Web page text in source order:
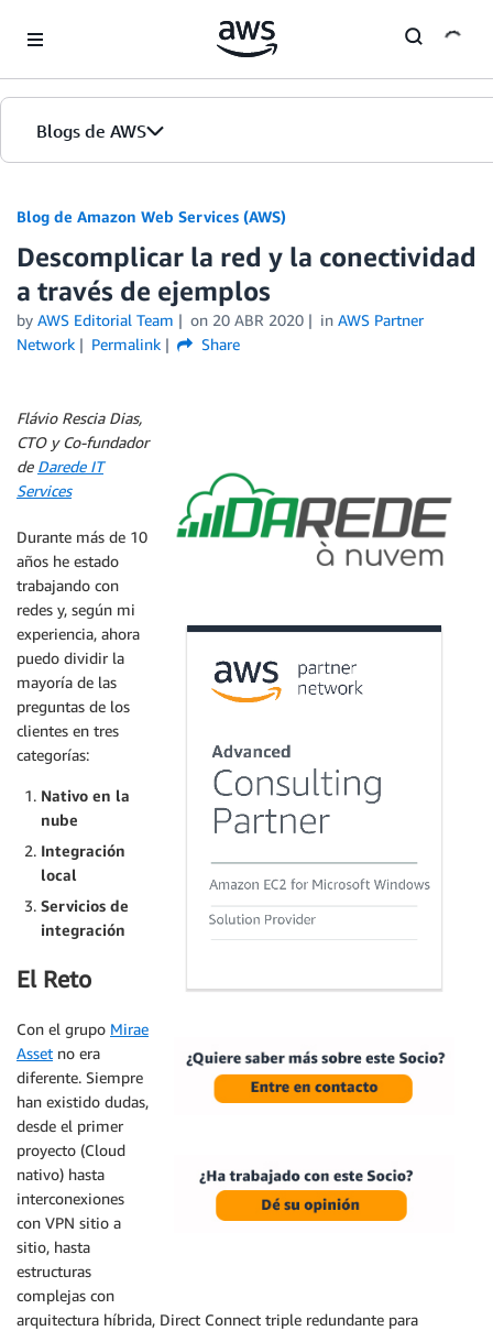
Blogs de AWS
Inicio
Ediciones
Blog de Amazon Web Services (AWS)
Descomplicar la red y la conectividad
a través de ejemplos
by AWS Editorial Team on 20 ABR 2020 in AWS Partner
Network
Permalink Share
Flávio Rescia Dias,
CTO y Co-fundador
de Darede IT
Services
Durante más de 10
años he estado
trabajando con
redes y, según mi
experiencia, ahora
puedo dividir la
mayoría de las
preguntas de los
clientes en tres
categorías:
Nativo en la
nube
Integración
local
Servicios de
integración
El Reto
Con el grupo Mirae
Asset no era
diferente. Siempre
han existido dudas,
desde el primer
proyecto (Cloud
nativo) hasta
interconexiones
con VPN sitio a
sitio, hasta
estructuras
complejas con
arquitectura híbrida, Direct Connect triple redundante para